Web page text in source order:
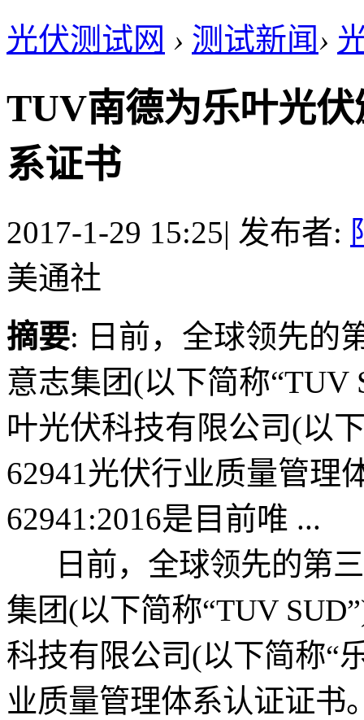
光伏测试网 › 测试新闻›
TUV南德为乐叶光伏
系证书
2017-1-29 15:25| 发布者:
美通社
摘要: 日前，全球领先的
意志集团(以下简称“TUV
叶光伏科技有限公司(以
62941光伏行业质量管理
62941:2016是目前唯 ...
日前，全球领先的第三
集团(以下简称“TUV
科技有限公司(以下简称“
业质量管理体系认证证书